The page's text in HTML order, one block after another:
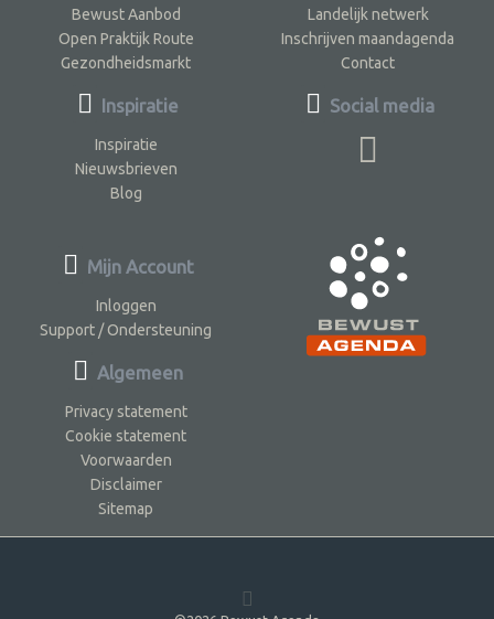
Bewust Aanbod
Open Praktijk Route
Gezondheidsmarkt
Inspiratie
Inspiratie
Nieuwsbrieven
Blog
Landelijk netwerk
Inschrijven maandagenda
Contact
Social media
Mijn Account
Inloggen
Support / Ondersteuning
Algemeen
Privacy statement
Cookie statement
Voorwaarden
Disclaimer
Sitemap